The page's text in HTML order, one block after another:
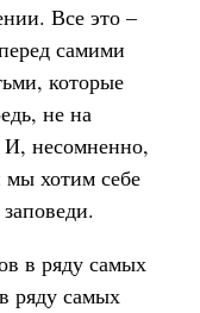
Все это –
самими
которые
не на
И, несомненно,
мы хотим себе
в ряду самых
ряду самых